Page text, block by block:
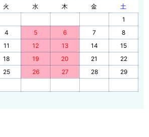
火 水 木 金
土
1
4 5 6 7
8
11 12 13 14
15
18 19 20 21
22
25 26 27 28
29